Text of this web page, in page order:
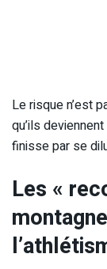
Le risque n’est
qu’ils
finisse par se
Les «